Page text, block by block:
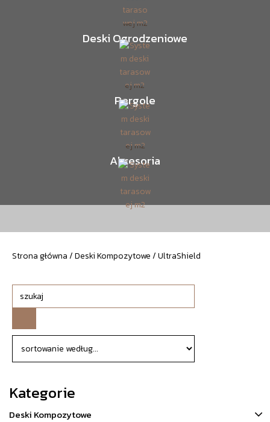
Deski Ogrodzeniowe
Pergole
Akcesoria
Strona główna/Deski Kompozytowe/ UltraShield
Kategorie
Deski Kompozytowe